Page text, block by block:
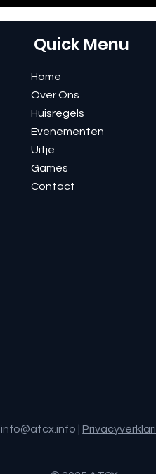
Quick Menu
Home
Over Ons
Huisregels
Evenementen
Uitje
Games
Contact
info@atcx.info |